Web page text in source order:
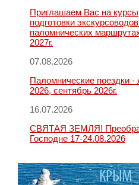
Приглашаем Вас на курсы
подготовки
паломнических
2027г.
07.08.2026
Паломнические поездки -
2026, сентябрь 2026г.
16.07.2026
СВЯТАЯ ЗЕМЛЯ!
Господне 17-24.08.2026